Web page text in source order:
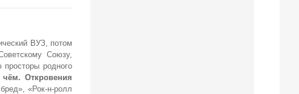
ВУЗ, потом
Союзу,
родного
Откровения
«Рок-н-ролл